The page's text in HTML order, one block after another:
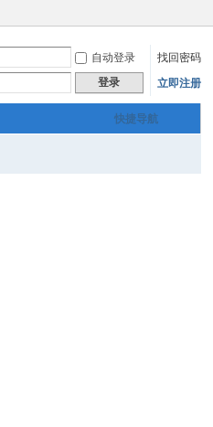
自动登录
找回密码
登录 立即注册
快捷导航